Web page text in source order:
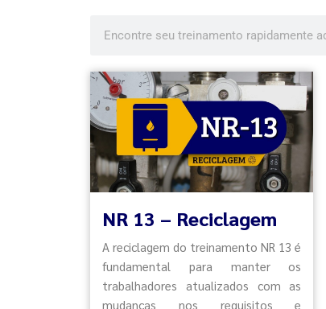
NR 13 – Reciclagem
A reciclagem do treinamento NR 13 é
fundamental para manter os
trabalhadores atualizados com as
mudanças nos requisitos e